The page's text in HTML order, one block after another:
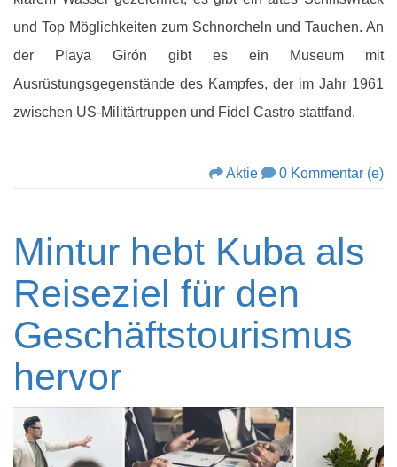
und Top Möglichkeiten zum Schnorcheln und Tauchen. An
der Playa Girón gibt es ein Museum mit
Ausrüstungsgegenstände des Kampfes, der im Jahr 1961
zwischen US-Militärtruppen und Fidel Castro stattfand.
Aktie 0 Kommentar (e)
Mintur hebt Kuba als
Reiseziel für den
Geschäftstourismus
hervor